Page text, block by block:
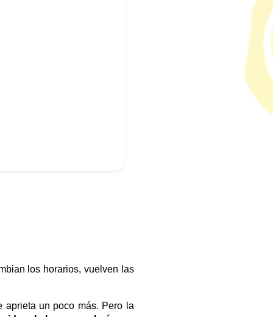
los horarios, vuelven las
aprieta un poco más. Pero la